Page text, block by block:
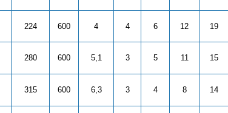
224 600 4 4 6 12 19
280 600 5,1 3 5 11 15
315 600 6,3 3 4 8 14